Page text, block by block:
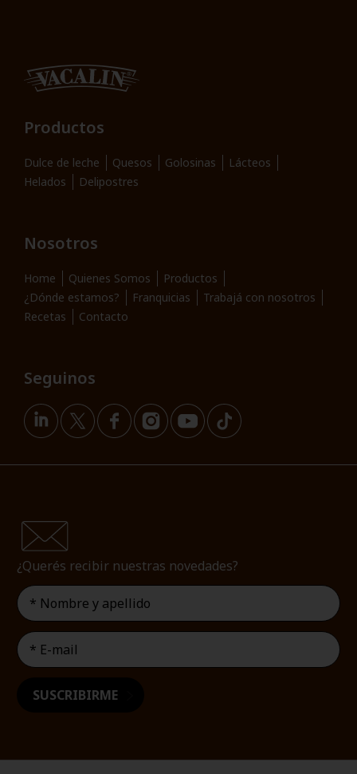
Productos
Dulce de leche Quesos Golosinas
Lácteos
Helados
Delipostres
Nosotros
Home Quienes Somos
Productos
¿Dónde estamos?
Franquicias
Trabajá con nosotros
Recetas
Contacto
Seguinos
¿Querés recibir nuestras novedades?